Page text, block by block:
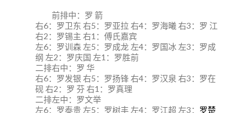
前排中：罗 箭
右6：罗卫东 右5：罗亚拉 右4：罗海曦 右3：罗 江
右2：罗锡主 右1：傅氏嘉宾
左6：罗训森 左5：罗成龙 左4：罗国冰 左3：罗成
纲 左2：罗庆国 左1：罗胜前
二排右中：罗 华
右6：罗发银 右5：罗扬锋 右4：罗汉泉 右3：罗在
砚 右2：罗 芬 右1：罗真理
二排左中：罗文举
左6：罗泰贵 左5：罗树丰 左4：罗江超 左3： 罗楚